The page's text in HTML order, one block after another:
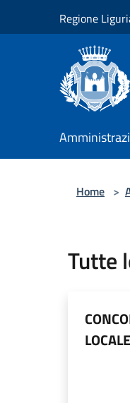
Regione
Home >
Tutte
LOCALE